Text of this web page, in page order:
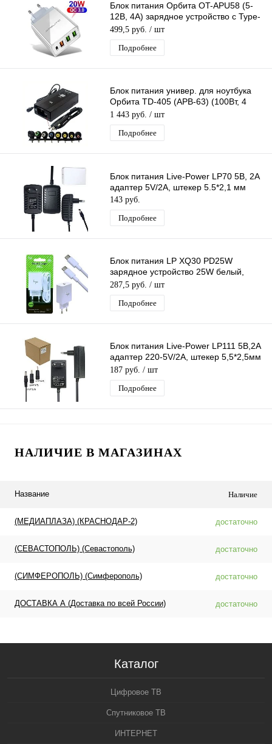
Блок питания Орбита OT-APU58 (5-
12В, 4А) зарядное устройство с Type-
C / 3USB (PD + QC3.0)
499,5 руб. / шт
Подробнее
Блок питания универ. для ноутбука
Орбита TD-405 (APB-63) (100Вт, 4
разъёма, ЗУ авто)/40
1 443 руб. / шт
Подробнее
Блок питания Live-Power LP70 5В, 2A
адаптер 5V/2A, штекер 5.5*2,1 мм
143 руб.
Подробнее
Блок питания LP XQ30 PD25W
зарядное устройство 25W белый,
вход Type-C, с кабелем Type-C - Type-
C
287,5 руб. / шт
Подробнее
Блок питания Live-Power LP111 5В,2А
адаптер 220-5V/2A, штекер 5,5*2,5мм
+2 насадки (4.0*1.7/3.5*1.3)
187 руб. / шт
Подробнее
НАЛИЧИЕ В МАГАЗИНАХ
Название Наличие
(МЕДИАПЛАЗА) (КРАСНОДАР-2) достаточно
(СЕВАСТОПОЛЬ) (Севастополь) достаточно
(СИМФЕРОПОЛЬ) (Симферополь) достаточно
ДОСТАВКА А (Доставка по всей России) достаточно
Каталог
Цифровое ТВ
Спутниковое ТВ
ИНТЕРНЕТ